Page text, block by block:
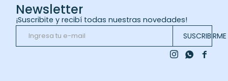
Newsletter
¡Suscribite y recibí todas nuestras novedades!
SUSCRIBIRME

 